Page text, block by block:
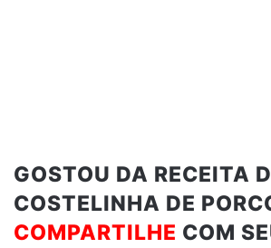
GOSTOU DA RECEITA
COSTELINHA DE
COMPARTILHE COM